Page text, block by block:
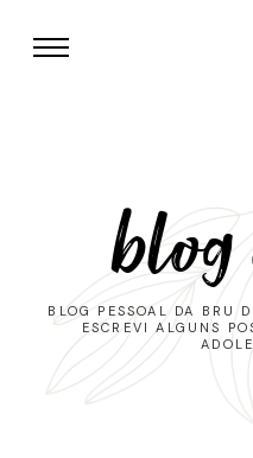
BLOG PESSOAL DA BRU
ESCREVI ALGUNS